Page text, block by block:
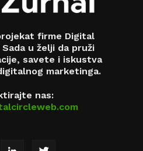
firme Digital
u želji da pruži
savete i iskustva
marketinga.
nas: